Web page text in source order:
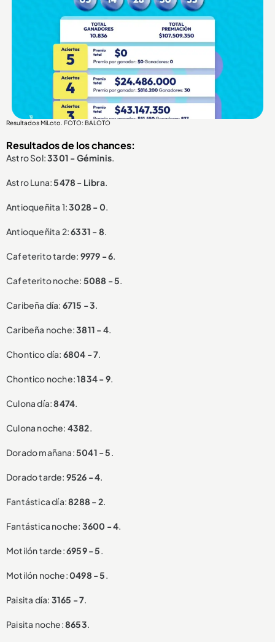
Resultados MiLoto. FOTO: BALOTO
Resultados de los chances:
Astro Sol:3301 - Géminis.
Astro Luna:5478 - Libra.
Antioqueñita 1:3028 - 0.
Antioqueñita 2:6331 - 8.
Cafeterito tarde: 9979 - 6.
Cafeterito noche: 5088 - 5.
Caribeña día: 6715 - 3.
Caribeña noche:3811 - 4.
Chontico día: 6804 - 7.
Chontico noche:1834 - 9.
Culona día:8474.
Culona noche: 4382.
Dorado mañana:5041 - 5.
Dorado tarde: 9526 - 4.
Fantástica día:8288 - 2.
Fantástica noche: 3600 - 4.
Motilón tarde:6959 - 5.
Motilón noche:0498 - 5.
Paisita día: 3165 - 7.
Paisita noche:8653.